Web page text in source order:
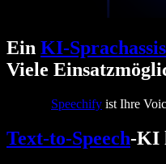
Ein KI-
Viele
Speechify ist Ihre
Text-to-Speech-KI